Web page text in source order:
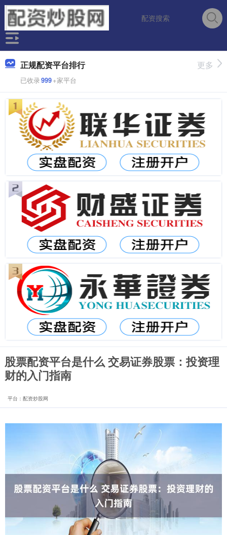
正规配资平台排行
已收录999+家平台
更多
股票配资平台是什么 交易证券股票：投资理
财的入门指南
平台：配资炒股网